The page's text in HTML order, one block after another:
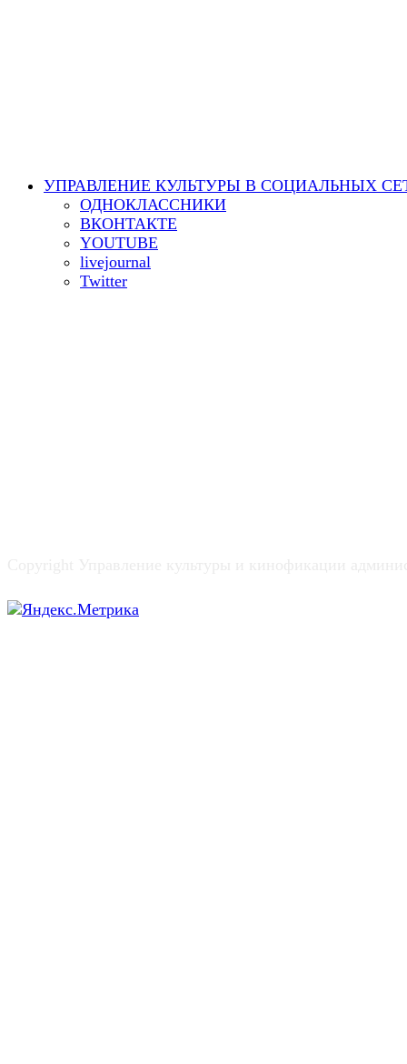
УПРАВЛЕНИЕ КУЛЬТУРЫ В СОЦИАЛЬНЫХ
ОДНОКЛАССНИКИ
ВКОНТАКТЕ
YOUTUBE
livejournal
Twitter